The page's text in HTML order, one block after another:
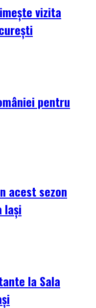
vizita
pentru
acest sezon
Iași
la Sala